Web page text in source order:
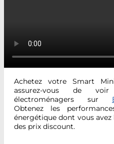
Achetez votre Smart
assurez-vous de
électroménagers sur
Obtenez les
énergétique dont vous
des prix discount.